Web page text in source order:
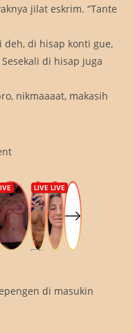
jilat eskrim. “Tante
deh, di hisap konti gue,
di hisap juga
nikmaaaat, makasih
di masukin